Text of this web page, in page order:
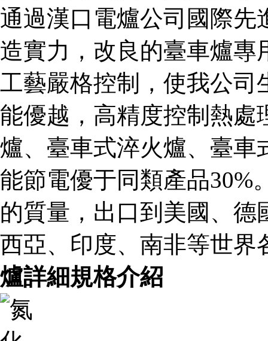
通過漢口電爐公司國際先
造實力，改良的臺車爐專
工藝嚴格控制，使我公司
能優越，高精度控制熱處
爐、臺車式淬火爐、臺車
能節電優于同類產品30%
的質量，出口到美國、
西亞、印度、南非等世界
爐詳細規格介紹